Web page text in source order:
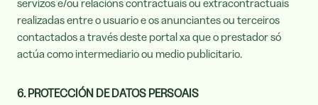
servizos e/ou relacións contractuais ou extracontractuais
realizadas entre o usuario e os anunciantes ou terceiros
contactados a través deste portal xa que o prestador só
actúa como intermediario ou medio publicitario.
6. PROTECCIÓN DE DATOS PERSOAIS